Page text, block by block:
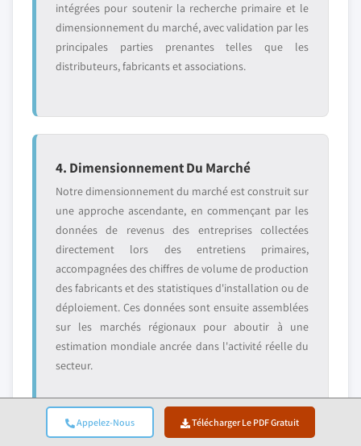
Appelez-Nous Télécharger Le PDF Gratuit
intégrées pour soutenir la recherche primaire et le
dimensionnement du marché, avec validation par les
principales parties prenantes telles que les
distributeurs, fabricants et associations.
4. Dimensionnement Du Marché
Notre dimensionnement du marché est construit sur
une approche ascendante, en commençant par les
données de revenus des entreprises collectées
directement lors des entretiens primaires,
accompagnées des chiffres de volume de production
des fabricants et des statistiques d'installation ou de
déploiement. Ces données sont ensuite assemblées
sur les marchés régionaux pour aboutir à une
estimation mondiale ancrée dans l'activité réelle du
secteur.